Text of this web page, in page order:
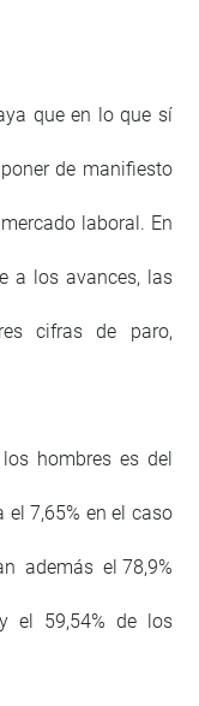
que en lo que sí
de manifiesto
laboral. En
a los avances, las
cifras de paro,
hombres es del
el 7,65% en el caso
además el 78,9%
el 59,54% de los